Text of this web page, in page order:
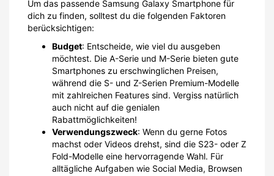
Um das passende Samsung Galaxy Smartphone für
dich zu finden, solltest du die folgenden Faktoren
berücksichtigen:
Budget: Entscheide, wie viel du ausgeben
möchtest. Die A-Serie und M-Serie bieten gute
Smartphones zu erschwinglichen Preisen,
während die S- und Z-Serien Premium-Modelle
mit zahlreichen Features sind. Vergiss natürlich
auch nicht auf die genialen
Rabattmöglichkeiten!
Verwendungszweck: Wenn du gerne Fotos
machst oder Videos drehst, sind die S23- oder Z
Fold-Modelle eine hervorragende Wahl. Für
alltägliche Aufgaben wie Social Media, Browsen